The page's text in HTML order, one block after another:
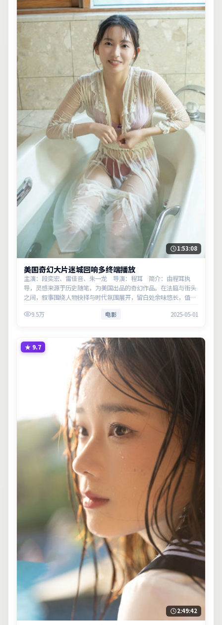
1:53:08
美国奇幻大片迷城回响多终端播放
主演：段奕宏、雷佳音、朱一龙 导演：程耳 简介：由程耳执
导，灵感来源于历史随笔，为美国出品的奇幻作品。在法庭与街头
之间，叙事围绕人物抉择与时代氛围展开，留白处余味悠长，值得
9.5万 电影 2025-05-01
★ 9.7
2:49:42